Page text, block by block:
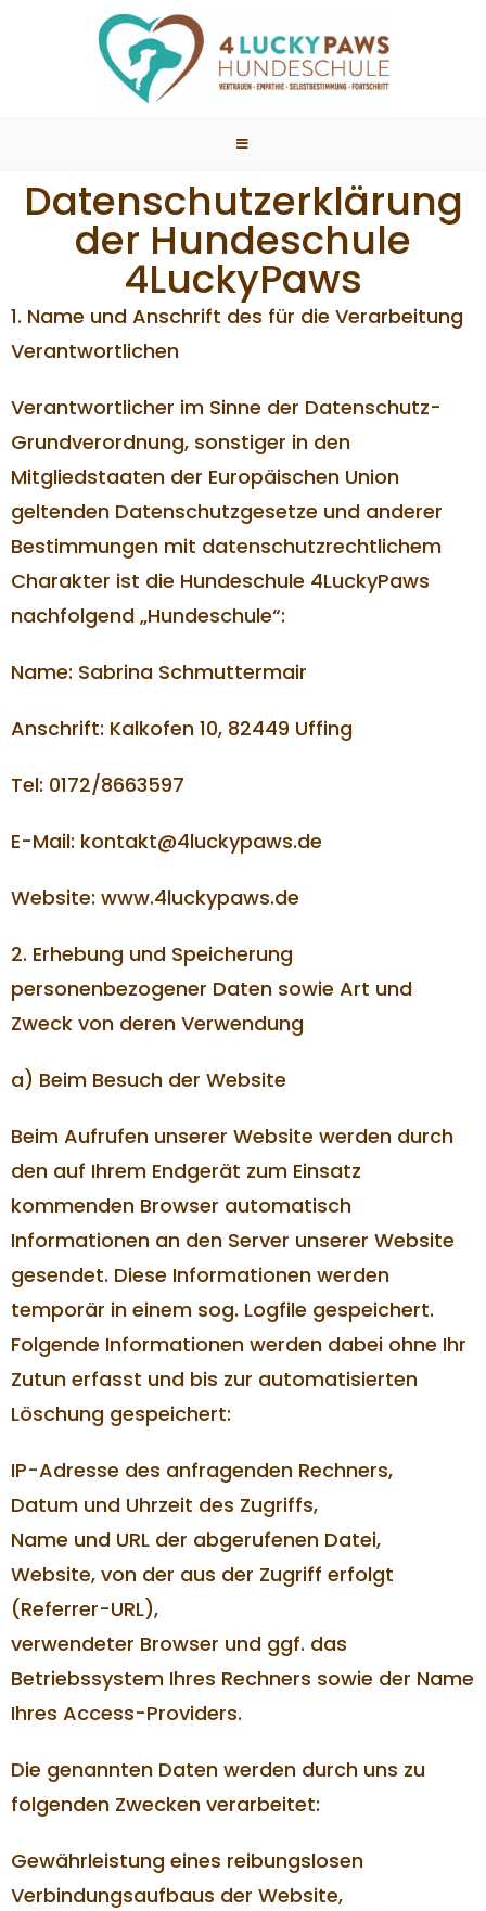
Datenschutzerklärung
der Hundeschule
4LuckyPaws
1. Name und Anschrift des für die Verarbeitung
Verantwortlichen
Verantwortlicher im Sinne der Datenschutz-
Grundverordnung, sonstiger in den
Mitgliedstaaten der Europäischen Union
geltenden Datenschutzgesetze und anderer
Bestimmungen mit datenschutzrechtlichem
Charakter ist die Hundeschule 4LuckyPaws
nachfolgend „Hundeschule“:
Name: Sabrina Schmuttermair
Anschrift: Kalkofen 10, 82449 Uffing
Tel: 0172/8663597
E-Mail: kontakt@4luckypaws.de
Website: www.4luckypaws.de
2. Erhebung und Speicherung
personenbezogener Daten sowie Art und
Zweck von deren Verwendung
a) Beim Besuch der Website
Beim Aufrufen unserer Website werden durch
den auf Ihrem Endgerät zum Einsatz
kommenden Browser automatisch
Informationen an den Server unserer Website
gesendet. Diese Informationen werden
temporär in einem sog. Logfile gespeichert.
Folgende Informationen werden dabei ohne Ihr
Zutun erfasst und bis zur automatisierten
Löschung gespeichert:
IP-Adresse des anfragenden Rechners,
Datum und Uhrzeit des Zugriffs,
Name und URL der abgerufenen Datei,
Website, von der aus der Zugriff erfolgt
(Referrer-URL),
verwendeter Browser und ggf. das
Betriebssystem Ihres Rechners sowie der Name
Ihres Access-Providers.
Die genannten Daten werden durch uns zu
folgenden Zwecken verarbeitet:
Gewährleistung eines reibungslosen
Verbindungsaufbaus der Website,